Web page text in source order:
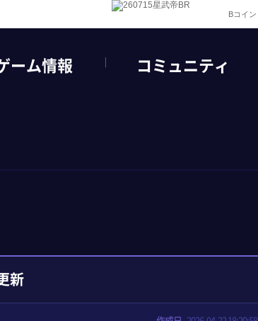
Bコイン
ーム情報 コミュニティ
新